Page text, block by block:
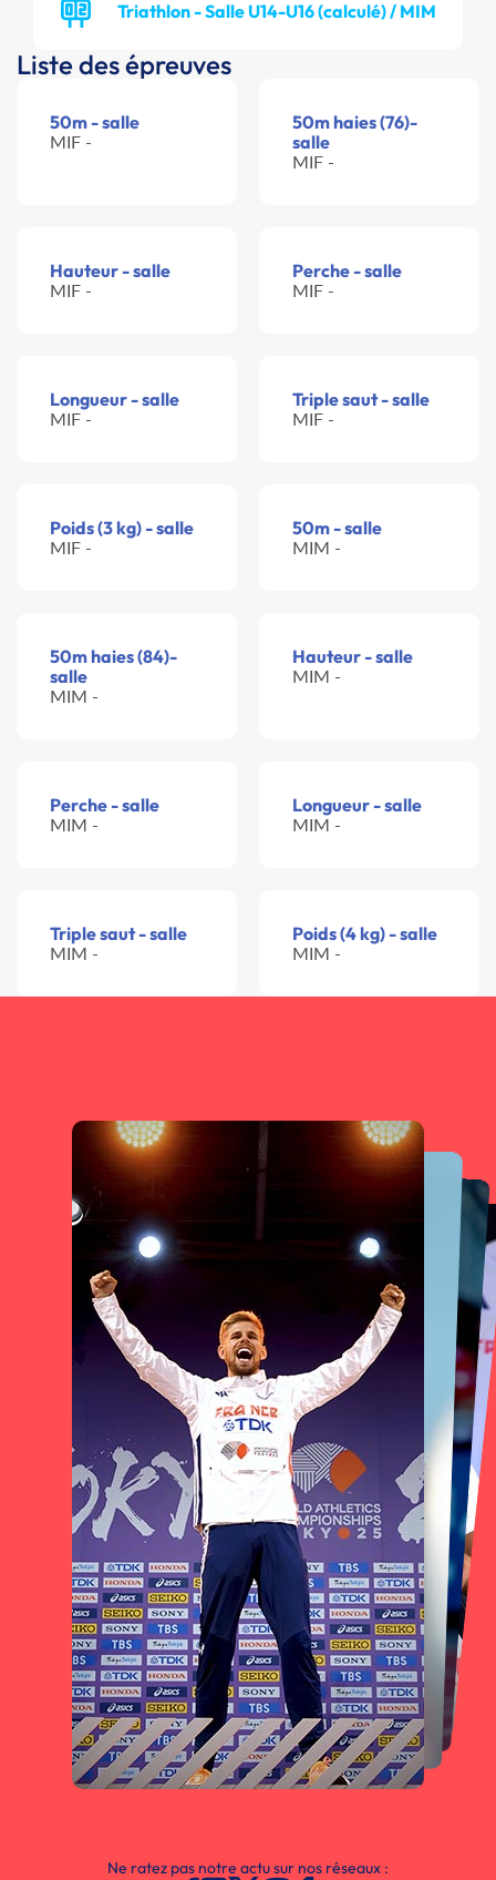
Triathlon - Salle U14-U16 (calculé) / MIM
Liste des épreuves
50m - salle
MIF -
50m haies (76)-
salle
MIF -
Hauteur - salle
MIF -
Perche - salle
MIF -
Longueur - salle
MIF -
Triple saut - salle
MIF -
Poids (3 kg) - salle
MIF -
50m - salle
MIM -
50m haies (84)-
salle
MIM -
Hauteur - salle
MIM -
Perche - salle
MIM -
Longueur - salle
MIM -
Triple saut - salle
MIM -
Poids (4 kg) - salle
MIM -
Ne ratez pas notre actu sur nos réseaux :